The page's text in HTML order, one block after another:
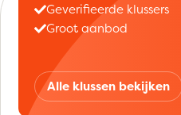
Geverifieerde klussers
Groot aanbod
Alle klussen bekijken